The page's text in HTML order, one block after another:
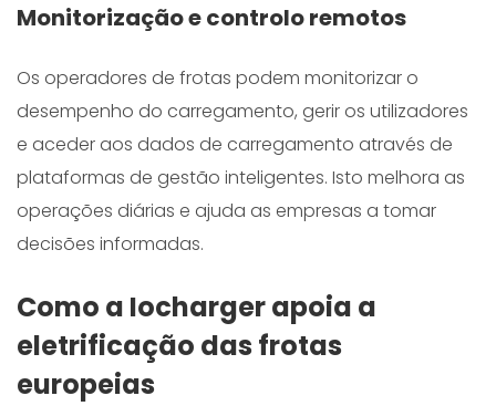
Monitorização e controlo remotos
Os operadores de frotas podem monitorizar o
desempenho do carregamento, gerir os utilizadores
e aceder aos dados de carregamento através de
plataformas de gestão inteligentes. Isto melhora as
operações diárias e ajuda as empresas a tomar
decisões informadas.
Como a Iocharger apoia a
eletrificação das frotas
europeias